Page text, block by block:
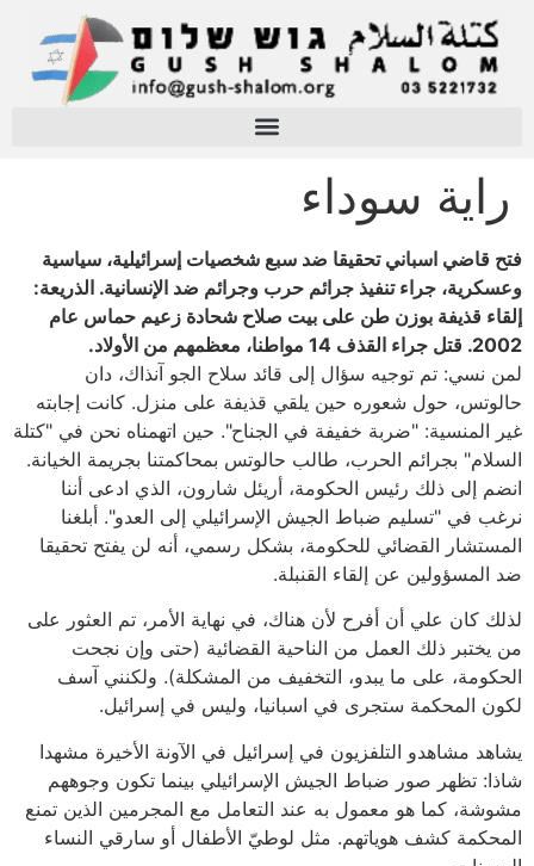
راية سوداء
فتح قاضي اسباني تحقيقا ضد سبع شخصيات إسرائيلية، سياسية
وعسكرية، جراء تنفيذ جرائم حرب وجرائم ضد الإنسانية. الذريعة:
إلقاء قذيفة بوزن طن على بيت صلاح شحادة زعيم حماس عام
2002. قتل جراء القذف 14 مواطنا، معظمهم من الأولاد.
لمن نسي: تم توجيه سؤال إلى قائد سلاح الجو آنذاك، دان
حالوتس، حول شعوره حين يلقي قذيفة على منزل. كانت إجابته
غير المنسية: "ضربة خفيفة في الجناح". حين اتهمناه نحن في "كتلة
السلام" بجرائم الحرب، طالب حالوتس بمحاكمتنا بجريمة الخيانة.
انضم إلى ذلك رئيس الحكومة، أريئل شارون، الذي ادعى أننا
نرغب في "تسليم ضباط الجيش الإسرائيلي إلى العدو". أبلغنا
المستشار القضائي للحكومة، بشكل رسمي، أنه لن يفتح تحقيقا
ضد المسؤولين عن إلقاء القنبلة.
لذلك كان علي أن أفرح لأن هناك، في نهاية الأمر، تم العثور على
من يختبر ذلك العمل من الناحية القضائية (حتى وإن نجحت
الحكومة، على ما يبدو، التخفيف من المشكلة). ولكنني آسف
لكون المحكمة ستجرى في اسبانيا، وليس في إسرائيل.
يشاهد مشاهدو التلفزيون في إسرائيل في الآونة الأخيرة مشهدا
شاذا: تظهر صور ضباط الجيش الإسرائيلي بينما تكون وجوههم
مشوشة، كما هو معمول به عند التعامل مع المجرمين الذين تمنع
المحكمة كشف هوياتهم. مثل لوطيّ الأطفال أو سارقي النساء